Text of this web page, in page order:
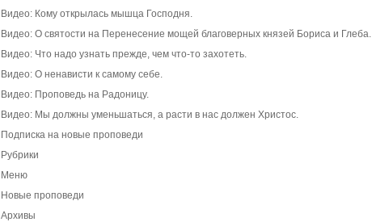
Видео: Кому открылась мышца Господня.
Видео: О святости на Перенесение мощей благоверных князей Бориса и Глеба.
Видео: Что надо узнать прежде, чем что-то захотеть.
Видео: О ненависти к самому себе.
Видео: Проповедь на Радоницу.
Видео: Мы должны уменьшаться, а расти в нас должен Христос.
Подписка на новые проповеди
Рубрики
Меню
Новые проповеди
Архивы